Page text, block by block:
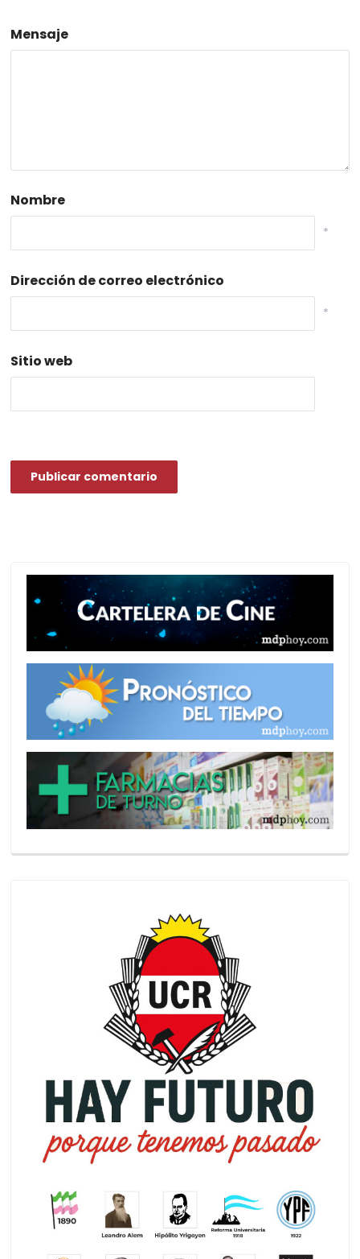
Mensaje
Nombre
*
Dirección de correo electrónico
*
Sitio web